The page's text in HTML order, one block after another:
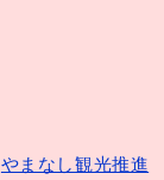
やまなし観光推進